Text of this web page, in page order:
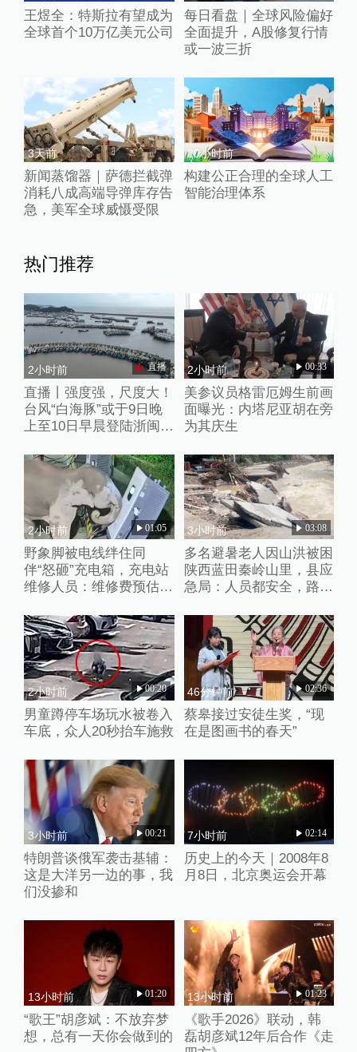
王煜全：特斯拉有望成为
全球首个10万亿美元公司
每日看盘｜全球风险偏好
全面提升，A股修复行情
或一波三折
3天前
新闻蒸馏器｜萨德拦截弹
消耗八成高端导弹库存告
急，美军全球威慑受限
20小时前
构建公正合理的全球人工
智能治理体系
热门推荐
2小时前 直播
直播丨强度强，尺度大！
台风“白海豚”或于9日晚
上至10日早晨登陆浙闽沿
2小时前 00:33
美参议员格雷厄姆生前画
面曝光：内塔尼亚胡在旁
为其庆生
2小时前 01:05
野象脚被电线绊住同
伴“怒砸”充电箱，充电站
维修人员：维修费预估2
3小时前 03:08
多名避暑老人因山洪被困
陕西蓝田秦岭山里，县应
急局：人员都安全，路暂
2小时前 00:20
男童蹲停车场玩水被卷入
车底，众人20秒抬车施救
46分钟前 02:36
蔡皋接过安徒生奖，“现
在是图画书的春天”
3小时前 00:21
特朗普谈俄军袭击基辅：
这是大洋另一边的事，我
们没掺和
7小时前 02:14
历史上的今天｜2008年8
月8日，北京奥运会开幕
13小时前 01:20
“歌王”胡彦斌：不放弃梦
想，总有一天你会做到的
13小时前 01:23
《歌手2026》联动，韩
磊胡彦斌12年后合作《走